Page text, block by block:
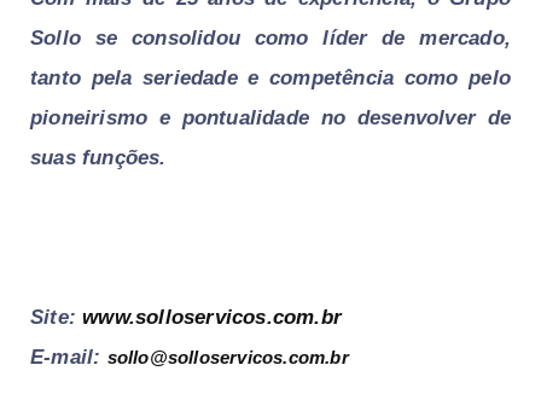
Sollo se consolidou como líder de mercado,
tanto pela seriedade e competência como pelo
pioneirismo e pontualidade no desenvolver de
suas funções.
Site:www.solloservicos.com.br
E-mail: sollo@solloservicos.com.br